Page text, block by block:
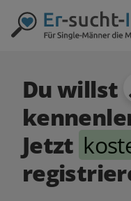
Du willst
Jetzt